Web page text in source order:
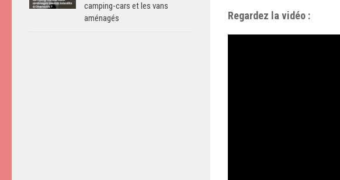
Regardez la vidéo :
camping-cars et les vans
aménagés